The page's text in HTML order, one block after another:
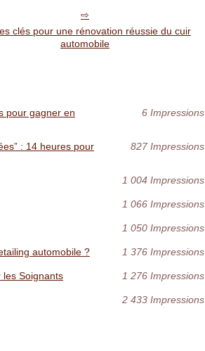
clés pour une rénovation réussie du cuir
automobile
pour gagner en
6 Impressions
: 14 heures pour
827 Impressions
1 004 Impressions
1 066 Impressions
1 050 Impressions
automobile ? 1 376 Impressions
les Soignants 1 276 Impressions
2 433 Impressions